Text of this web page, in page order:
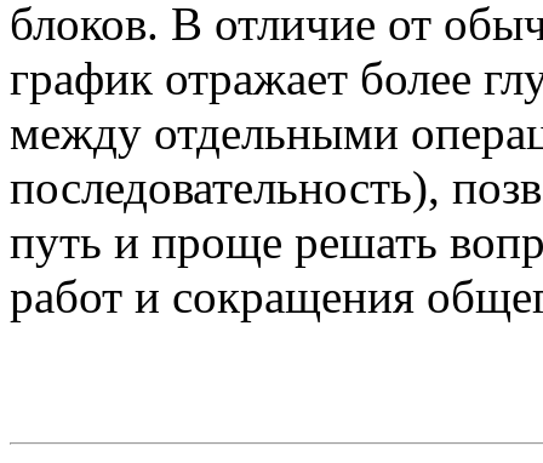
блоков. В отличие от
график отражает более
между отдельными
последовательность),
путь и проще решать
работ и сокращения